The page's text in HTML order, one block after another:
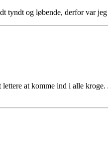
og løbende, derfor var
at komme ind i alle